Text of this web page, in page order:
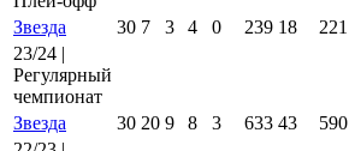
Звезда
30 7 3 4 0 239 18 221
23/24 |
Регулярный
чемпионат
Звезда
30 20 9 8 3 633 43 590